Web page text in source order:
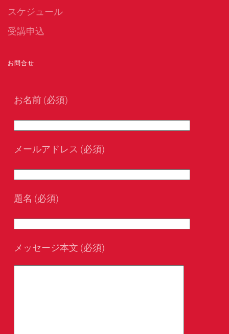
スケジュール
受講申込
お問合せ
お名前 (必須)
メールアドレス (必須)
題名 (必須)
メッセージ本文 (必須)